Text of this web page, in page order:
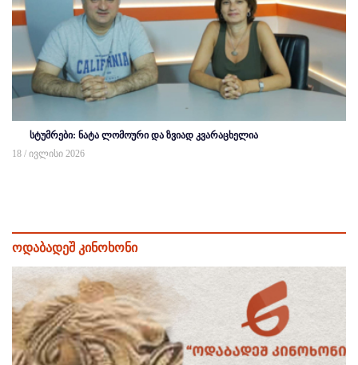
სტუმრები: ნატა ლომოური და ზვიად კვარაცხელია
18 / ივლისი 2026
ოდაბადეშ კინოხონი